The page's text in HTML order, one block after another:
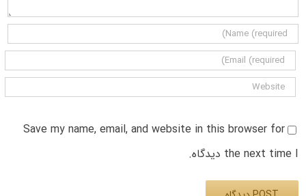
Save my name, email, and website in this browser for
the next time I دیدگاه.